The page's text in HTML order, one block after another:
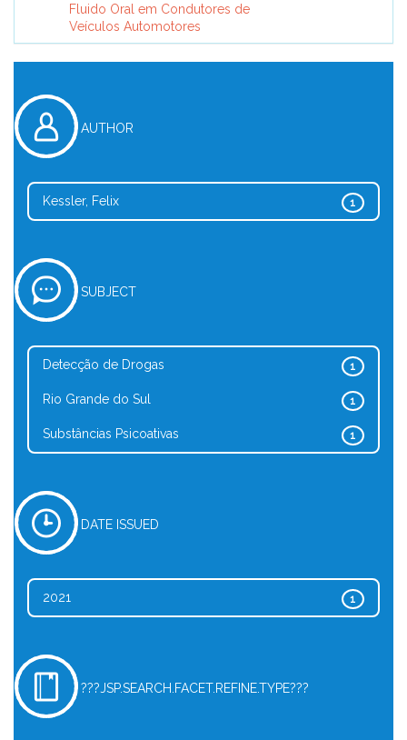
Fluido Oral em Condutores de
Veículos Automotores
AUTHOR
1
Kessler, Felix
SUBJECT
1
Detecção de Drogas
1
Rio Grande do Sul
1
Substâncias Psicoativas
DATE ISSUED
1
2021
???JSP.SEARCH.FACET.REFINE.TYPE???